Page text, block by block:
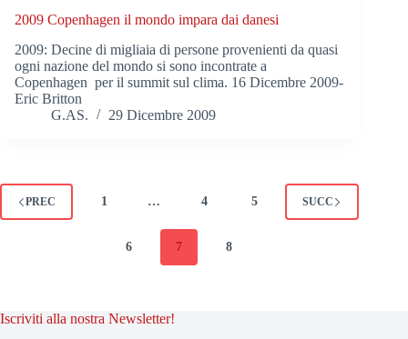
2009 Copenhagen il mondo impara dai danesi
2009: Decine di migliaia di persone provenienti da quasi
ogni nazione del mondo si sono incontrate a
Copenhagen per il summit sul clima. 16 Dicembre 2009-
Eric Britton
G.AS.
29 Dicembre 2009
PREC 1 … 4 5
6 7 8
SUCC
Iscriviti alla nostra Newsletter!